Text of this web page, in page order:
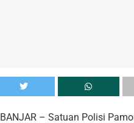
BANJAR – Satuan Polisi